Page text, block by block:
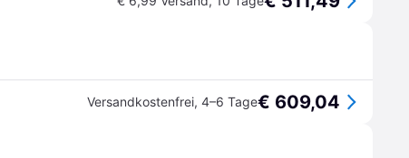
Versandkostenfrei, 4–6 Tage€ 609,04